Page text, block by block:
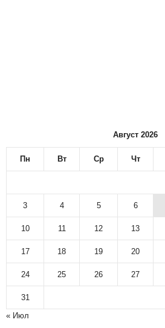
Август 2026
Пн Вт Ср Чт
3 4 5 6
10 11 12 13
17 18 19 20
24 25 26 27
31
« Июл